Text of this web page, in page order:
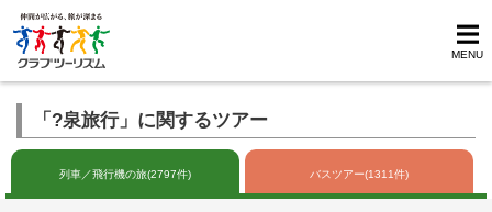
MENU
「?泉旅行」に関するツアー
列車／飛行機の旅(2797件) バスツアー(1311件)